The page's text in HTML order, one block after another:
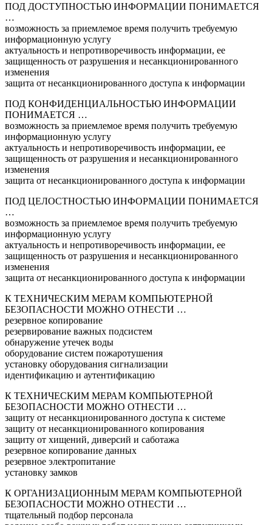
ПОД ДОСТУПНОСТЬЮ ИНФОРМАЦИИ ПОНИМАЕТСЯ
…
возможность за приемлемое время получить требуемую
информационную услугу
актуальность и непротиворечивость информации, ее
защищенность от разрушения и несанкционированного
изменения
защита от несанкционированного доступа к информации
ПОД КОНФИДЕНЦИАЛЬНОСТЬЮ ИНФОРМАЦИИ
ПОНИМАЕТСЯ …
возможность за приемлемое время получить требуемую
информационную услугу
актуальность и непротиворечивость информации, ее
защищенность от разрушения и несанкционированного
изменения
защита от несанкционированного доступа к информации
ПОД ЦЕЛОСТНОСТЬЮ ИНФОРМАЦИИ ПОНИМАЕТСЯ
…
возможность за приемлемое время получить требуемую
информационную услугу
актуальность и непротиворечивость информации, ее
защищенность от разрушения и несанкционированного
изменения
защита от несанкционированного доступа к информации
К ТЕХНИЧЕСКИМ МЕРАМ КОМПЬЮТЕРНОЙ
БЕЗОПАСНОСТИ МОЖНО ОТНЕСТИ …
резервное копирование
резервирование важных подсистем
обнаружение утечек воды
оборудование систем пожаротушения
установку оборудования сигнализации
идентификацию и аутентификацию
К ТЕХНИЧЕСКИМ МЕРАМ КОМПЬЮТЕРНОЙ
БЕЗОПАСНОСТИ МОЖНО ОТНЕСТИ …
защиту от несанкционированного доступа к системе
защиту от несанкционированного копирования
защиту от хищений, диверсий и саботажа
резервное копирование данных
резервное электропитание
установку замков
К ОРГАНИЗАЦИОННЫМ МЕРАМ КОМПЬЮТЕРНОЙ
БЕЗОПАСНОСТИ МОЖНО ОТНЕСТИ …
тщательный подбор персонала